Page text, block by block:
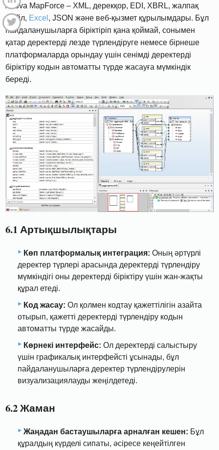
Altova MapForce – XML, дерекқор, EDI, XBRL, жалпақ
файл, Excel , JSON және веб-қызмет құрылымдары. Бұл
пайдаланушыларға біріктіріп қана қоймай, сонымен
қатар деректерді лезде түрлендіруге немесе бірнеше
платформаларда орындау үшін сенімді деректерді
біріктіру кодын автоматты түрде жасауға мүмкіндік
береді.
6.1 Артықшылықтары
Көп платформалық интеграция: Оның әртүрлі
деректер түрлері арасында деректерді түрлендіру
мүмкіндігі оны деректерді біріктіру үшін жан-жақты
құрал етеді.
Код жасау: Ол қолмен кодтау қажеттілігін азайта
отырып, қажетті деректерді түрлендіру кодын
автоматты түрде жасайды.
Көрнекі интерфейс: Ол деректерді салыстыру
үшін графикалық интерфейсті ұсынады, бұл
пайдаланушыларға деректер түрлендірулерін
визуализациялауды жеңілдетеді.
6.2 Жаман
Жаңадан бастаушыларға арналған кешен: Бұл
құралдың күрделі сипаты, әсіресе кеңейтілген